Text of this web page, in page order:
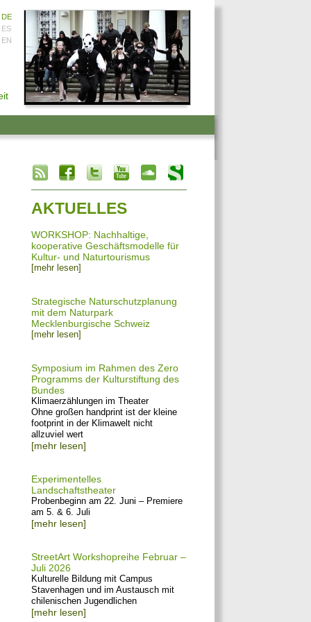
DE
ES
EN
info heading
AKTUELLES
WORKSHOP: Nachhaltige,
kooperative Geschäftsmodelle für
Kultur- und Naturtourismus
[mehr lesen]
Strategische Naturschutzplanung
mit dem Naturpark
Mecklenburgische Schweiz
[mehr lesen]
Symposium im Rahmen des Zero
Programms der Kulturstiftung des
Bundes
Klimaerzählungen im Theater
Ohne großen handprint ist der kleine
footprint in der Klimawelt nicht
allzuviel wert
[mehr lesen]
Experimentelles
Landschaftstheater
Probenbeginn am 22. Juni – Premiere
am 5. & 6. Juli
[mehr lesen]
StreetArt Workshopreihe Februar –
Juli 2026
Kulturelle Bildung mit Campus
Stavenhagen und im Austausch mit
chilenischen Jugendlichen
[mehr lesen]